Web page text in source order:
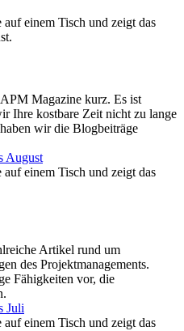
Magazine kurz. Es ist
Ihre kostbare Zeit nicht zu lange
wir die Blogbeiträge
August
Artikel rund um
des Projektmanagements.
Fähigkeiten vor, die
Juli